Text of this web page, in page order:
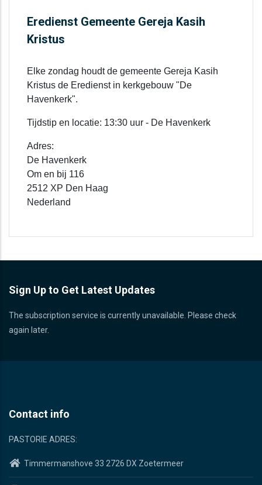
Eredienst Gemeente Gereja Kasih
Kristus
Elke zondag houdt de gemeente Gereja Kasih
Kristus de Eredienst in kerkgebouw "De
Havenkerk".
Tijdstip en locatie: 13:30 uur - De Havenkerk
Adres:
De Havenkerk
Om en bij 116
2512 XP Den Haag
Nederland
Sign Up to Get Latest Updates
The subscription service is currently unavailable. Please check
again later.
Contact info
PASTORIE ADRES:
Timmermanshove 33 2726 DX Zoetermeer